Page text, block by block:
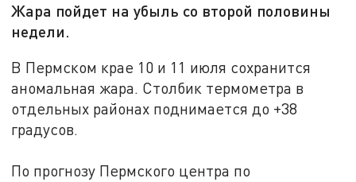
Жара пойдет на убыль со второй половины
недели.
В Пермском крае 10 и 11 июля сохранится
аномальная жара. Столбик термометра в
отдельных районах поднимается до +38
градусов.
По прогнозу Пермского центра по